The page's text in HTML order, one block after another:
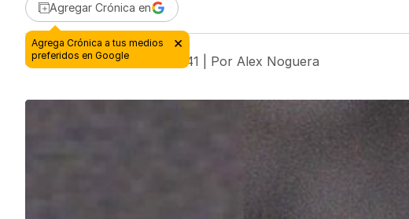
Agregar Crónica en
8 de febrero de 2020 - 00:41 | Por Alex Noguera